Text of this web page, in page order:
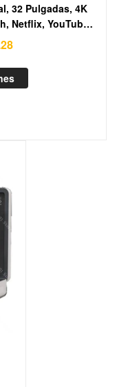
32 Pulgadas, 4K
Netflix, YouTube,